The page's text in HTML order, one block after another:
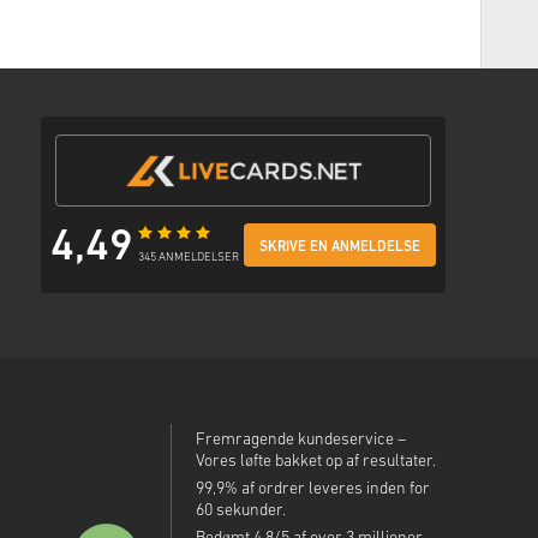
4,49 345 ANMELDELSER
SKRIVE EN ANMELDELSE
Fremragende kundeservice –
Vores løfte bakket op af resultater.
99,9% af ordrer leveres inden for
60 sekunder.